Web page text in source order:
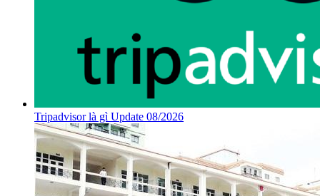
Tripadvisor là gì Update 08/2026